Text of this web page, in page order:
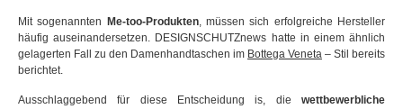
Mit sogenannten Me-too-Produkten, müssen sich erfolgreiche Hersteller
häufig auseinandersetzen. DESIGNSCHUTZnews hatte in einem ähnlich
gelagerten Fall zu den Damenhandtaschen im Bottega Veneta – Stil bereits
berichtet.
Ausschlaggebend für diese Entscheidung is, die wettbewerbliche